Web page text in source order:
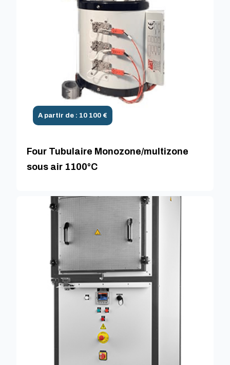
A partir de : 10 100 €
Four Tubulaire Monozone/multizone
sous air 1100°C